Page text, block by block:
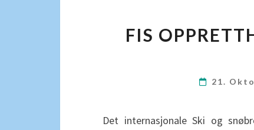
FIS
21.
Det internasjonale Ski og